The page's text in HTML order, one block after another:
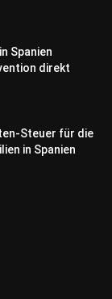
Spanien
direkt
Steuer für die
in Spanien